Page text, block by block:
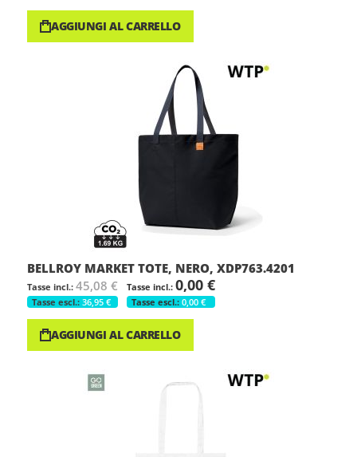
AGGIUNGI AL CARRELLO
BELLROY MARKET TOTE, NERO, XDP763.4201
45,08 €
36,95 €
0,00 €
0,00 €
AGGIUNGI AL CARRELLO